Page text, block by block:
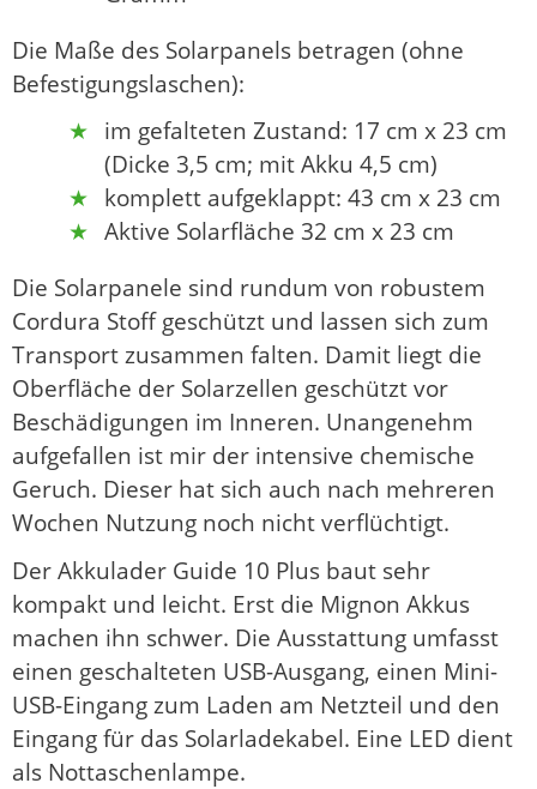
Die Maße des Solarpanels betragen (ohne
Befestigungslaschen):
im gefalteten Zustand: 17 cm x 23 cm
(Dicke 3,5 cm; mit Akku 4,5 cm)
komplett aufgeklappt: 43 cm x 23 cm
Aktive Solarfläche 32 cm x 23 cm
Die Solarpanele sind rundum von robustem
Cordura Stoff geschützt und lassen sich zum
Transport zusammen falten. Damit liegt die
Oberfläche der Solarzellen geschützt vor
Beschädigungen im Inneren. Unangenehm
aufgefallen ist mir der intensive chemische
Geruch. Dieser hat sich auch nach mehreren
Wochen Nutzung noch nicht verflüchtigt.
Der Akkulader Guide 10 Plus baut sehr
kompakt und leicht. Erst die Mignon Akkus
machen ihn schwer. Die Ausstattung umfasst
einen geschalteten USB-Ausgang, einen Mini-
USB-Eingang zum Laden am Netzteil und den
Eingang für das Solarladekabel. Eine LED dient
als Nottaschenlampe.